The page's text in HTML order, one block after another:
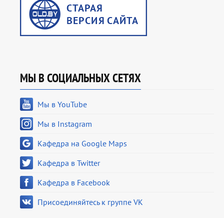
МЫ В СОЦИАЛЬНЫХ СЕТЯХ
Мы в YouTube
Мы в Instagram
Кафедра на Google Maps
Кафедра в Twitter
Кафедра в Facebook
Присоединяйтесь к группе VK